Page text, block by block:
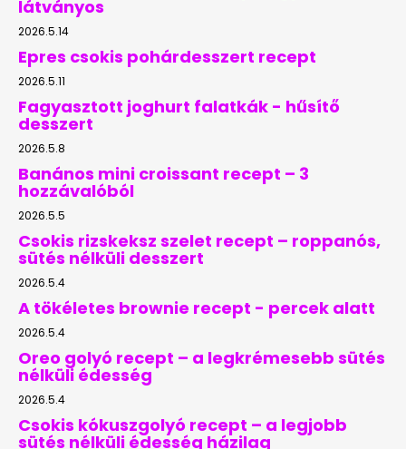
látványos
2026.5.14
Epres csokis pohárdesszert recept
2026.5.11
Fagyasztott joghurt falatkák - hűsítő
desszert
2026.5.8
Banános mini croissant recept – 3
hozzávalóból
2026.5.5
Csokis rizskeksz szelet recept – roppanós,
sütés nélküli desszert
2026.5.4
A tökéletes brownie recept - percek alatt
2026.5.4
Oreo golyó recept – a legkrémesebb sütés
nélküli édesség
2026.5.4
Csokis kókuszgolyó recept – a legjobb
sütés nélküli édesség házilag